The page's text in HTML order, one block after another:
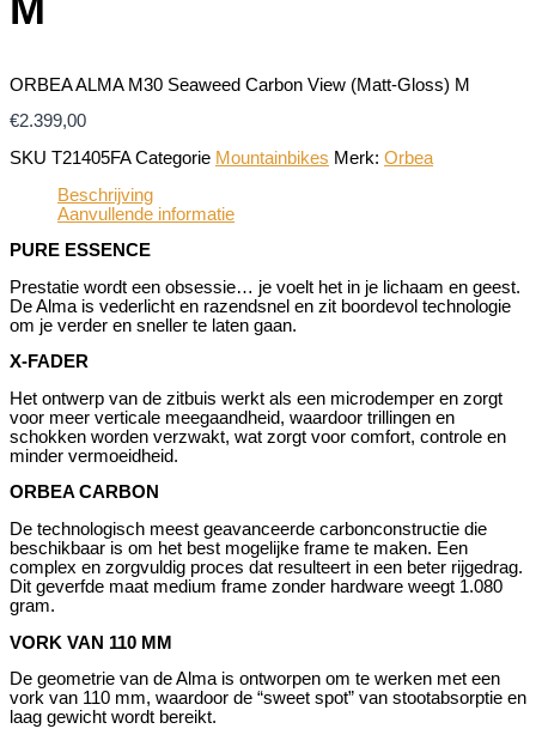
ORBEA ALMA M30 Seaweed Carbon View (Matt-Gloss) M
€2.399,00
SKU T21405FACategorie Mountainbikes Merk: Orbea
Beschrijving
Aanvullende informatie
PURE ESSENCE
Prestatie wordt een obsessie… je voelt het in je lichaam en geest.
De Alma is vederlicht en razendsnel en zit boordevol technologie
om je verder en sneller te laten gaan.
X-FADER
Het ontwerp van de zitbuis werkt als een microdemper en zorgt
voor meer verticale meegaandheid, waardoor trillingen en
schokken worden verzwakt, wat zorgt voor comfort, controle en
minder vermoeidheid.
ORBEA CARBON
De technologisch meest geavanceerde carbonconstructie die
beschikbaar is om het best mogelijke frame te maken. Een
complex en zorgvuldig proces dat resulteert in een beter rijgedrag.
Dit geverfde maat medium frame zonder hardware weegt 1.080
gram.
VORK VAN 110 MM
De geometrie van de Alma is ontworpen om te werken met een
vork van 110 mm, waardoor de “sweet spot” van stootabsorptie en
laag gewicht wordt bereikt.